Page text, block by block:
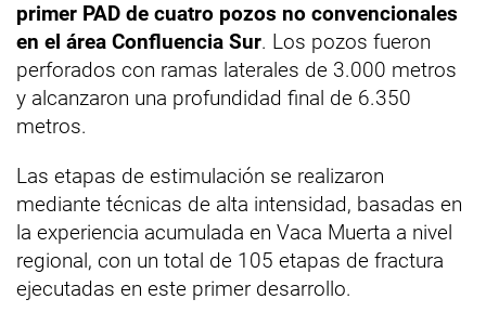
primer PAD de cuatro pozos no convencionales
en el área Confluencia Sur. Los pozos fueron
perforados con ramas laterales de 3.000 metros
y alcanzaron una profundidad final de 6.350
metros.
Las etapas de estimulación se realizaron
mediante técnicas de alta intensidad, basadas en
la experiencia acumulada en Vaca Muerta a nivel
regional, con un total de 105 etapas de fractura
ejecutadas en este primer desarrollo.